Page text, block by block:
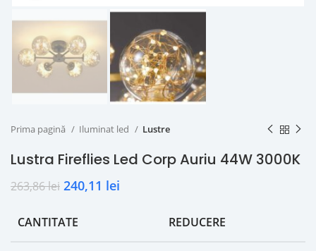
Prima pagină Iluminat led Lustre
Lustra Fireflies Led Corp Auriu 44W 3000K
263,86lei 240,11 lei
CANTITATE REDUCERE